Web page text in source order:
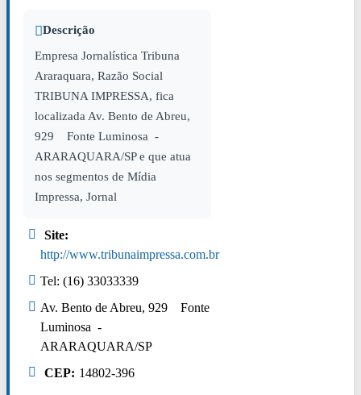
Descrição
Empresa Jornalística Tribuna
Araraquara, Razão Social
TRIBUNA IMPRESSA, fica
localizada Av. Bento de Abreu,
929 Fonte Luminosa -
ARARAQUARA/SP e que atua
nos segmentos de Mídia
Impressa, Jornal
Site:
http://www.tribunaimpressa.com.br
Tel: (16) 33033339
Av. Bento de Abreu, 929 Fonte
Luminosa -
ARARAQUARA/SP
CEP: 14802-396